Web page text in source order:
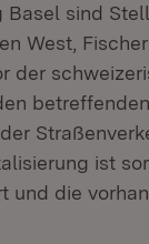
sind
West,
der
ist
und die